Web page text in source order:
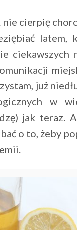
cierpię
latem,
ciekawszych
już
w
jak teraz.
o to, żeby